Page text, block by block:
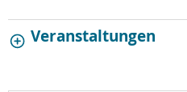
Veranstaltungen